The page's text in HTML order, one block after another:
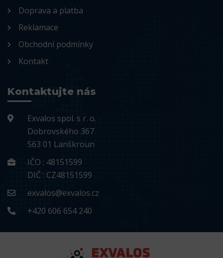
Doprava a platba
Reklamace
Obchodní podmínky
Kontakt
Kontaktujte nás
Exvalos spol. s r. o.
Dobrovského 367
563 01 Lanškroun
IČO : 48151599
DIČ : CZ48151599
exvalos@exvalos.cz
+420 606 654 240